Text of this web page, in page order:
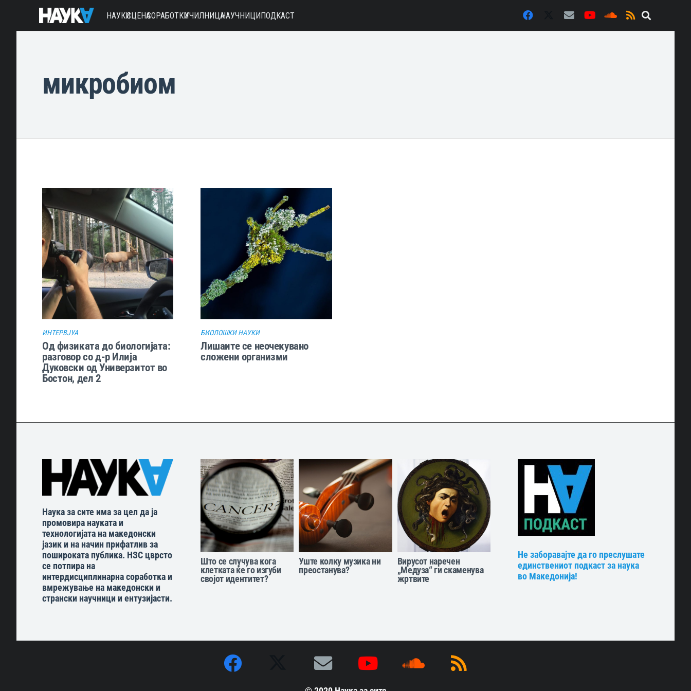
НАУКИСЦЕНАСОРАБОТКИУЧИЛНИЦАНАУЧНИЦИПОДКАСТ
микробиом
ИНТЕРВЈУА
Од физиката до биологијата:
разговор со д-р Илија
Дуковски од Универзитот во
Бостон, дел 2
БИОЛОШКИ НАУКИ
Лишаите се неочекувано
сложени организми
Наука за сите има за цел да ја
промовира науката и
технологијата на македонски
јазик и на начин прифатлив за
пошироката публика. НЗС цврсто
се потпира на
интердисциплинарна соработка и
вмрежување на македонски и
странски научници и ентузијасти.
Што се случува кога
клетката ќе го изгуби
својот идентитет?
Уште колку музика ни
преостанува?
Вирусот наречен
„Медуза“ ги скаменува
жртвите
Не заборавајте да го преслушате
единствениот подкаст за наука
во Македонија!